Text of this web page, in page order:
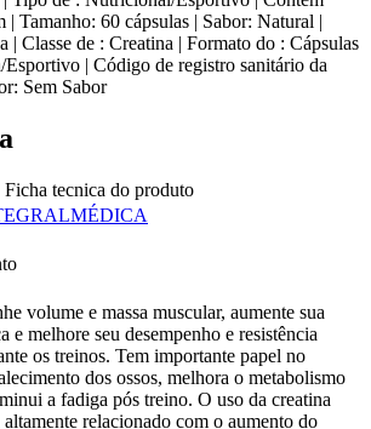
Tamanho: 60 cápsulas | Sabor: Natural |
| Classe de : Creatina | Formato do : Cápsulas
Esportivo | Código de registro sanitário da
Sem Sabor
Ficha tecnica do produto
volume e massa muscular, aumente sua
e melhore seu desempenho e resistência
os treinos. Tem importante papel no
dos ossos, melhora o metabolismo
a fadiga pós treino. O uso da creatina
altamente relacionado com o aumento do